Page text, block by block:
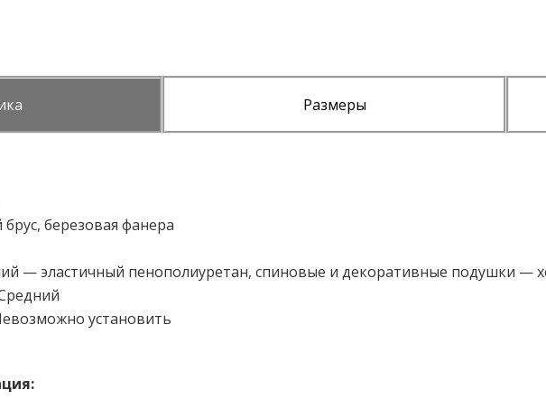
Размеры
березовая фанера
— эластичный пенополиуретан, спиновые и декоративные подушки —
установить